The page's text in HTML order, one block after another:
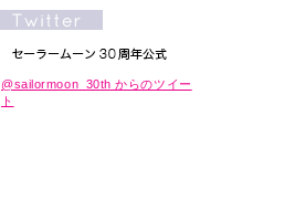
@sailormoon_30th からのツイー
ト